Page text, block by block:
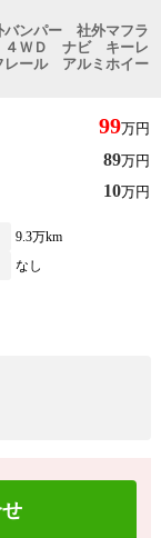
ンパー 社外マフラ
ＷＤ ナビ キーレ
ール アルミホイー
99万円
89万円
10万円
9.3万km
なし